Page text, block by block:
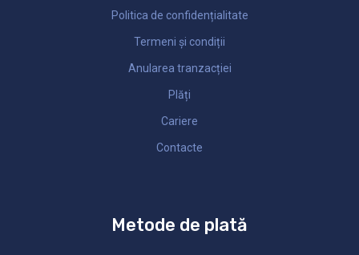
Politica de confidențialitate
Termeni și condiții
Anularea tranzacției
Plăți
Cariere
Contacte
Metode de plată